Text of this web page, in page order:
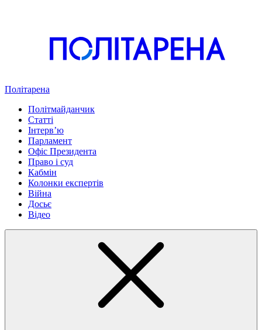
Політарена
Політмайданчик
Статті
Інтервʼю
Парламент
Офіс Президента
Право і суд
Кабмін
Колонки експертів
Війна
Досьє
Відео